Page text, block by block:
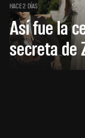
HACE 2 DÍAS
Así fue la
secreta de